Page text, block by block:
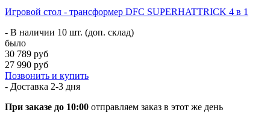
Игровой стол - трансформер DFC SUPERHATTRICK 4 в 1
- В наличии 10 шт. (доп. склад)
было
30 789 руб
27 990 руб
Позвонить и купить
- Доставка 2-3 дня
При заказе до 10:00 отправляем заказ в этот же день